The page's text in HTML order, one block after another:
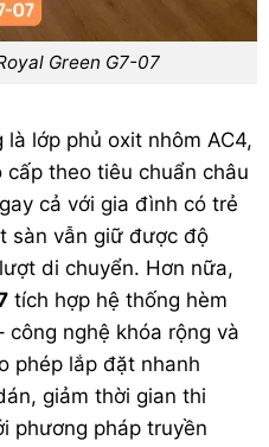
Green G7-07
lớp phủ oxit nhôm AC4,
theo tiêu chuẩn châu
cả với gia đình có trẻ
sàn vẫn giữ được độ
di chuyển. Hơn nữa,
tích hợp hệ thống hèm
công nghệ khóa rộng và
phép lắp đặt nhanh
giảm thời gian thi
phương pháp truyền